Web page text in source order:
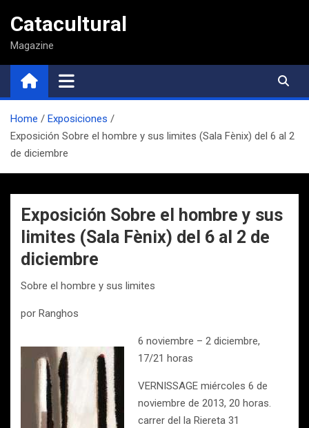
contenido
Catacultural
Magazine
Home
Exposiciones
Exposición Sobre el hombre y sus limites (Sala Fènix) del 6 al 2
de diciembre
Exposición Sobre el hombre y sus
limites (Sala Fènix) del 6 al 2 de
diciembre
Sobre el hombre y sus limites
por Ranghos
6 noviembre – 2 diciembre,
17/21 horas
VERNISSAGE miércoles 6 de
noviembre de 2013, 20 horas.
carrer del la Riereta 31